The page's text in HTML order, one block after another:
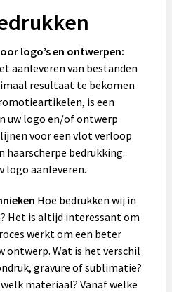
logo’s en ontwerpen:
aanleveren van bestanden
resultaat te bekomen
is een
uw logo en/of ontwerp
voor een vlot verloop
haarscherpe bedrukking.
logo aanleveren.
Hoe bedrukken wij in
Het is altijd interessant om
werkt om een beter
ontwerp. Wat is het verschil
gravure of sublimatie?
materiaal? Vanaf welke